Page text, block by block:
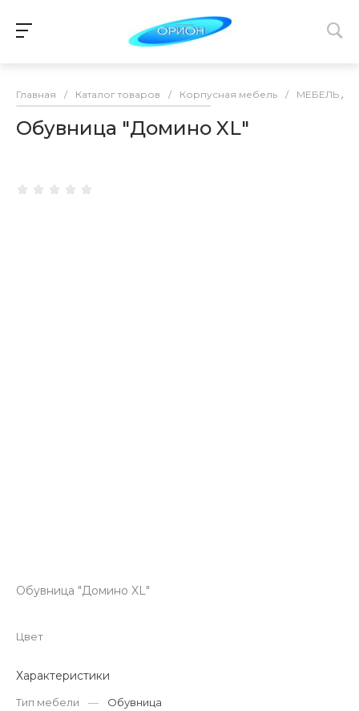
Главная / Каталог товаров / Корпусная мебель / МЕБЕЛЬ
Обувница "Домино XL"
Обувница "Домино XL"
Цвет
Характеристики
Тип мебели —
Обувница